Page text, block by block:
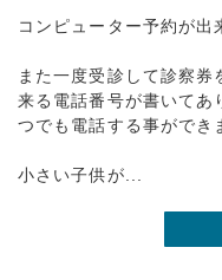
コンピューター予約が出
また一度受診して診察
来る電話番号が書いてあ
つでも電話する事ができ
小さい子供が...